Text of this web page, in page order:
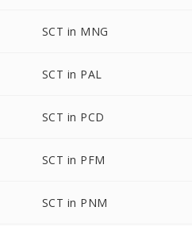
SCT in MNG
SCT in PAL
SCT in PCD
SCT in PFM
SCT in PNM